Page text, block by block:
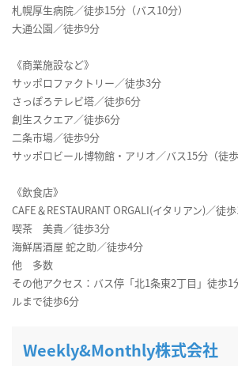
札幌厚生病院／徒歩15分（バス10分）
大通公園／徒歩9分
《商業施設など》
サッポロファクトリー／徒歩3分
さっぽろテレビ塔／徒歩6分
創生スクエア／徒歩6分
二条市場／徒歩9分
サッポロビール博物館・アリオ／バス15分（徒歩
《飲食店》
CAFE＆RESTAURANT ORGALI(イタリアン)／徒
喫茶 美貴／徒歩3分
海鮮居酒屋 蛇之助／徒歩4分
他 多数
その他アクセス：バス停「北1条東2丁目」徒歩
ルまで徒歩6分
Weekly&Monthly株式会社